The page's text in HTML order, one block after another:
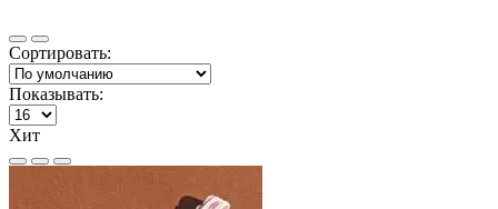
Сортировать:
Показывать:
Хит